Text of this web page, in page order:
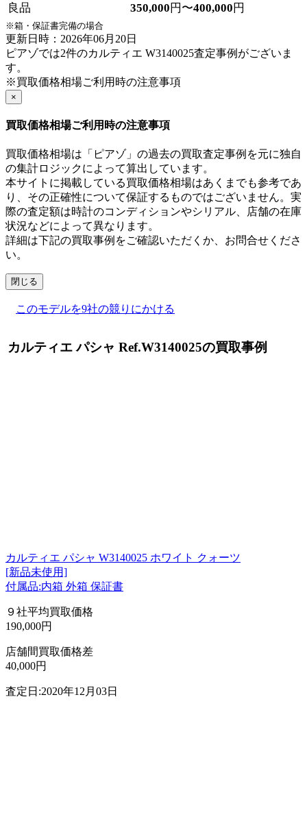
良品
350,000 円〜400,000 円
※箱・保証書完備の場合
更新日時：2026年06月20日
ピアゾでは2件のカルティエ W3140025査定事例がございま
す。
※買取価格相場ご利用時の注意事項
×
買取価格相場ご利用時の注意事項
買取価格相場は「ピアゾ」の過去の買取査定事例を元に独自
の集計ロジックによって算出しています。
本サイトに掲載している買取価格相場はあくまでも参考であ
り、その正確性について保証するものではございません。実
際の査定額は時計のコンディションやシリアル、店舗の在庫
状況などによって異なります。
詳細は下記の買取事例をご確認いただくか、お問合せくださ
い。
閉じる
このモデルを9社の競りにかける
カルティエ パシャ Ref.W3140025の買取事例
カルティエ パシャ W3140025 ホワイト クォーツ
[新品未使用]
付属品:内箱 外箱 保証書
９社平均買取価格
190,000円
店舗間買取価格差
40,000円
査定日:2020年12月03日